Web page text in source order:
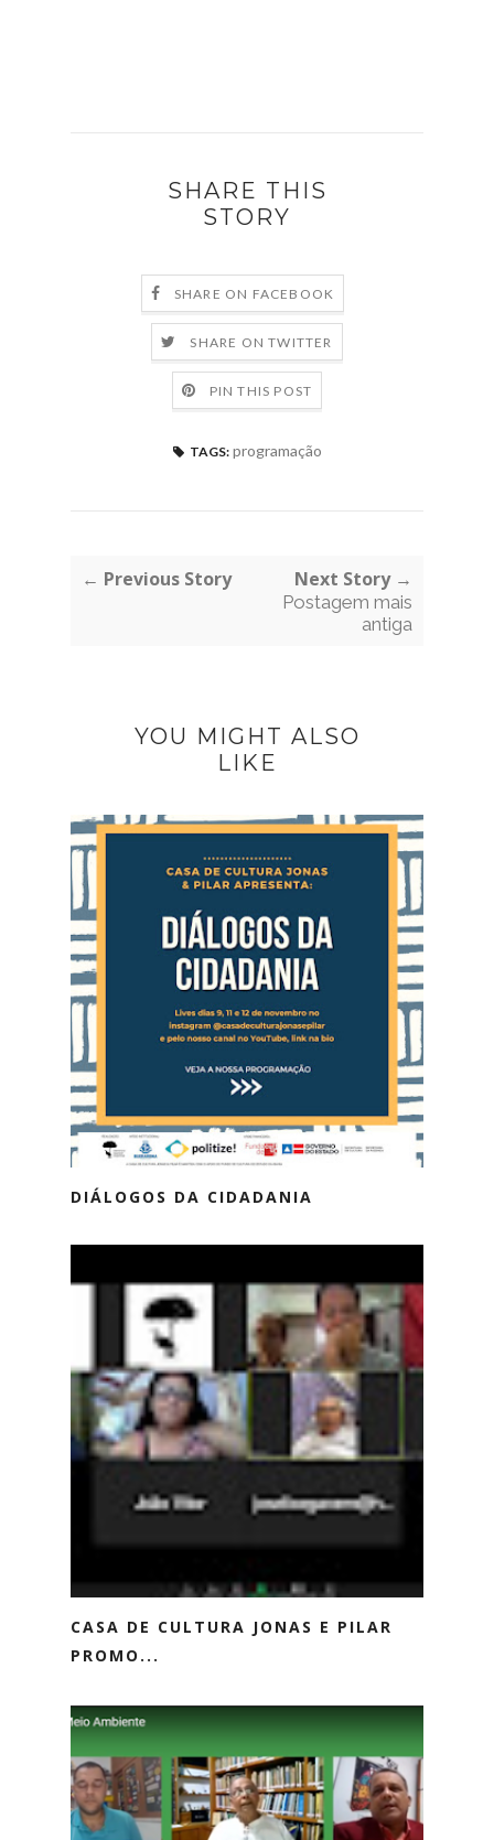
SHARE THIS
STORY
SHARE ON FACEBOOK
SHARE ON TWITTER
PIN THIS POST
TAGS: programação
← Previous Story Next Story →
Postagem mais
antiga
YOU MIGHT ALSO
LIKE
DIÁLOGOS DA CIDADANIA
CASA DE CULTURA JONAS E PILAR
PROMO...